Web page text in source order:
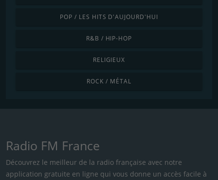
POP / LES HITS D'AUJOURD'HUI
R&B / HIP-HOP
RELIGIEUX
ROCK / MÉTAL
Radio FM France
Découvrez le meilleur de la radio française avec notre
application gratuite en ligne qui vous donne un accès facile à